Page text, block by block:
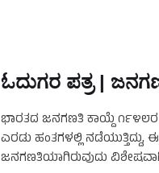
ಓದುಗರ ಪತ್ರ |
ಭಾರತದ ಜನಗಣತಿ ಕಾಯ್ದೆ
ಎರಡು ಹಂತಗಳಲ್ಲಿ
ಜನಗಣತಿಯಾಗಿರುವುದು